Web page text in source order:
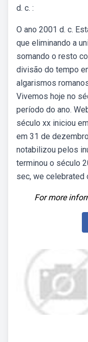
d. c. :
O ano 2001 d. c.
que eliminando a
somando o resto
divisão do tempo
algarismos
Vivemos hoje no
período do ano.
século xx iniciou
em 31 de
notabilizou pelos
terminou o século
sec, we celebrated
For more